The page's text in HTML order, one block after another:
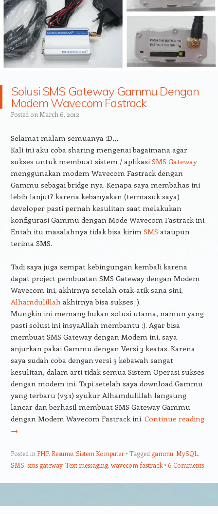
Solusi SMS Gateway Gammu Dengan
Modem Wavecom Fastrack
Posted on March 6, 2012
Selamat malam semuanya :D,,,
Kali ini aku coba sharing mengenai bagaimana agar
sukses untuk membuat sistem / aplikasi SMS Gateway
menggunakan modem Wavecom Fastrack dengan
Gammu sebagai bridge nya. Kenapa saya membahas ini
lebih lanjut? karena kebanyakan (termasuk saya)
developer pasti pernah kesulitan saat melakukan
konfigurasi Gammu dengan Mode Wavecom Fastrack ini.
Entah itu masalahnya tidak bisa kirim SMS ataupun
terima SMS.
Tadi saya juga sempat kebingungan kembali karena
dapat project pembuatan SMS Gateway dengan Modem
Wavecom ini, akhirnya setelah otak-atik sana sini,
Alhamdulillahakhirnya bisa sukses :).
Mungkin ini memang bukan solusi utama, namun yang
pasti solusi ini insyaAllah membantu :). Agar bisa
membuat SMS Gateway dengan Modem ini, saya
anjurkan pakai Gammu dengan Versi 3 keatas. Karena
saya sudah coba dengan versi 3 kebawah sangat
kesulitan, dalam arti tidak semua Sistem Operasi sukses
dengan modem ini. Tapi setelah saya download Gammu
yang terbaru (v3.1) syukur Alhamdulillah langsung
lancar dan berhasil membuat SMS Gateway Gammu
dengan Modem Wavecom Fastrack ini. Continue reading
→
Posted in PHP, Resume, Sistem Komputer Tagged gammu, MySQL,
SMS, sms gateway, Text messaging,wavecom fastrack 6 Comments